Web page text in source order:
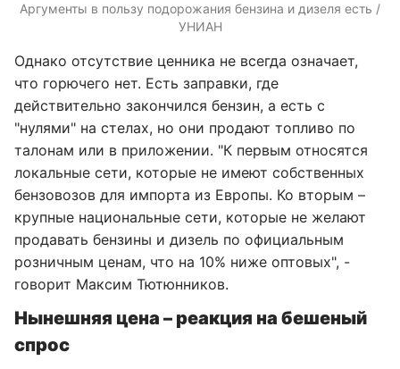
Аргументы в пользу подорожания бензина и дизеля есть /
УНИАН
Однако отсутствие ценника не всегда означает,
что горючего нет. Есть заправки, где
действительно закончился бензин, а есть с
"нулями" на стелах, но они продают топливо по
талонам или в приложении. "К первым относятся
локальные сети, которые не имеют собственных
бензовозов для импорта из Европы. Ко вторым –
крупные национальные сети, которые не желают
продавать бензины и дизель по официальным
розничным ценам, что на 10% ниже оптовых", -
говорит Максим Тютюнников.
Нынешняя цена – реакция на бешеный
спрос